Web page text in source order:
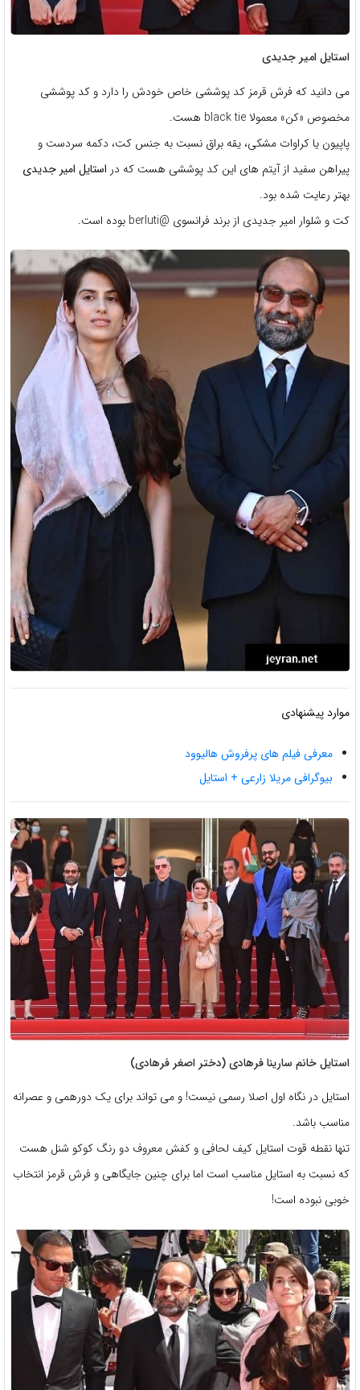
استایل امیر جدیدی
می دانید که فرش قرمز کد پوششی خاص خودش را دارد و کد پوششی
مخصوص «کن» معمولا black tie هست.
پاپیون یا کراوات مشکی، یقه براق نسبت به جنس کت، دکمه سردست و
پیراهن سفید از آیتم های این کد پوششی هست که در استایل امیر جدیدی
بهتر رعایت شده بود.
کت و شلوار امیر جدیدی از برند فرانسوی @berluti بوده است.
موارد پیشنهادی
معرفی فیلم های پرفروش هالیوود
بیوگرافی مریلا زارعی + استایل
استایل خانم سارینا فرهادی (دختر اصغر فرهادی)
استایل در نگاه اول اصلا رسمی نیست! و می تواند برای یک دورهمی و عصرانه
مناسب باشد.
تنها نقطه قوت استایل كيف لحافی و کفش معروف دو رنگ کوکو شنل هست
که نسبت به استایل مناسب است اما برای چنین جایگاهی و فرش قرمز انتخاب
خوبی نبوده است!